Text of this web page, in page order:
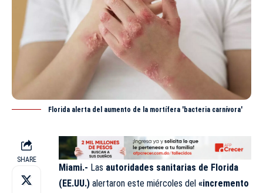
Florida alerta del aumento de la mortífera 'bacteria carnívora'
SHARE
Miami.- Las autoridades sanitarias de Florida
(EE.UU.) alertaron este miércoles del «incremento